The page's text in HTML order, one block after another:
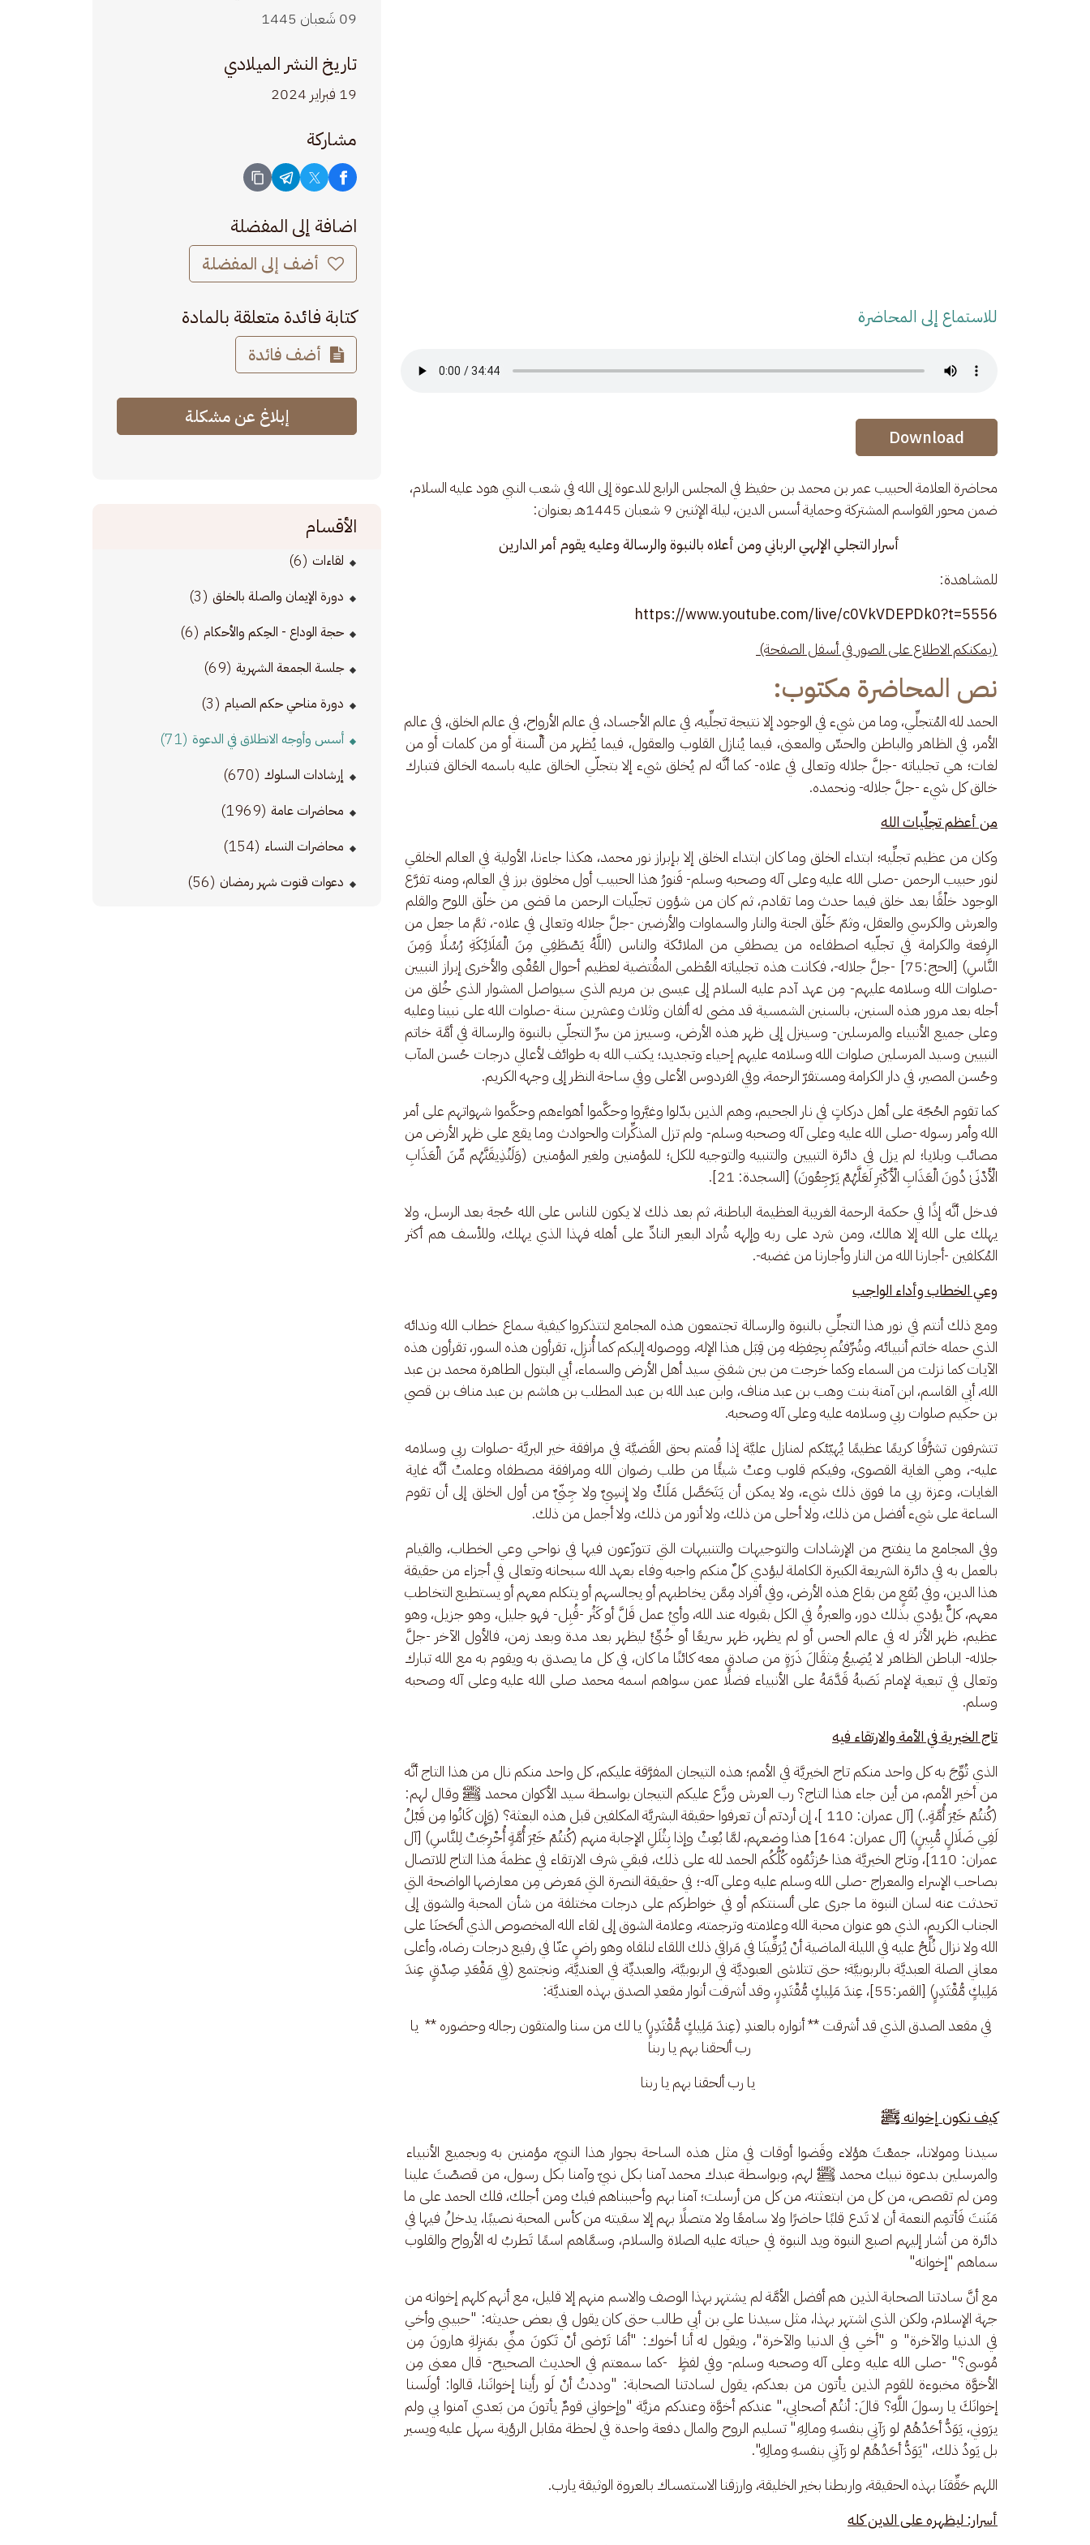
للاستماع إلى المحاضرة
Audio Stream
Audio Stream
Download
محاضرة العلامة الحبيب عمر بن محمد بن حفيظ في المجلس الرابع للدعوة إلى الله في شعب النبي هود عليه السلام،
ضمن محور القواسم المشتركة وحماية أسس الدين، ليلة الإثنين 9 شعبان 1445هـ بعنوان:
أسرار التجلي الإلهي الرباني ومن أعلاه بالنبوة والرسالة وعليه يقوم أمر الدارين
للمشاهدة:
https://www.youtube.com/live/c0VkVDEPDk0?t=5556
(يمكنكم الاطلاع على الصور في أسفل الصفحة)
نص المحاضرة مكتوب:
الحمد لله المُتجلِّي، وما من شيء في الوجود إلا نتيجة تجلِّيه، في عالم الأجساد، في عالم الأرواح، في عالم الخلق، في عالم
الأمر، في الظاهر والباطن والحسِّ والمعنى، فيما يُنازل القلوب والعقول، فيما يُظهر من ألْسنة أو من كلمات أو من
لغات؛ هي تجلياته -جلَّ جلاله وتعالى في علاه- كما أنَّه لم يُخلق شيء إلا بتجلّي الخالق عليه باسمه الخالق فتبارك
خالق كل شيء -جلَّ جلاله- ونحمده.
من أعظم تجلِّيات الله
وكان من عظيم تجلِّيه؛ ابتداء الخلق وما كان ابتداء الخلق إلا بإبراز نور محمد، هكذا جاءنا، الأولية في العالم الخلقي
لنور حبيب الرحمن -صلى الله عليه وعلى آله وصحبه وسلم- فَنورُ هذا الحبيب أول مخلوق برز في العالم، ومنه تفرَّع
الوجود خلْقًا بعد خلق فيما حدث وما تقادم، ثم كان من شؤون تجلّيات الرحمن ما قضى من خلْق اللوح والقلم
والعرش والكرسي والعقل، وثمّ خَلْق الجنة والنار والسماوات والأرضين -جلَّ جلاله وتعالى في علاه-، ثمَّ ما جعل من
الرِفعة والكرامة في تجلّيه اصطفاءه من يصطفي من الملائكة والناس (اللَّهُ يَصْطَفِي مِنَ الْمَلَائِكَةِ رُسُلًا وَمِنَ
النَّاسِ) [الحج:75] -جلَّ جلاله-، فكانت هذه تجلياته العُظمى المقُتضية لعظيم أحوال العُقْبى والأخرى إبراز النبيين
-صلوات الله وسلامه عليهم- مِن عهد آدم عليه السلام إلى عيسى بن مريم الذي سيواصل المشوار الذي خُلق من
أجله بعد مرور هذه السنين، بالسنين الشمسية قد مضى له ألفان وثلاث وعشرين سنة -صلوات الله على نبينا وعليه
وعلى جميع الأنبياء والمرسلين- وسينزل إلى ظهر هذه الأرض، وسيبرز من سرِّ التجلّي بالنبوة والرسالة في أمَّة خاتم
النبيين وسيد المرسلين صلوات الله وسلامه عليهم إحياء وتجديد؛ يكتب الله به طوائف لأعالي درجات حُسن المآب
وحُسن المصير، في دار الكرامة ومستقرّ الرحمة، وفي الفردوس الأعلى وفي ساحة النظر إلى وجهه الكريم.
كما تقوم الحُجّة على أهل دركاتٍ في نار الجحيم، وهم الذين بدّلوا وغيَّروا وحكَّموا أهواءهم وحكَّموا شهواتهم على أمر
الله وأمر رسوله -صلى الله عليه وعلى آله وصحبه وسلم- ولم تزل المذكِّرات والحوادث وما يقع على ظهر الأرض من
مصائب وبلايا؛ لم يزل في دائرة التبيين والتنبيه والتوجيه للكل؛ للمؤمنين ولغير المؤمنين (وَلَنُذِيقَنَّهُم مِّنَ الْعَذَابِ
الْأَدْنَىٰ دُونَ الْعَذَابِ الْأَكْبَرِ لَعَلَّهُمْ يَرْجِعُونَ) [السجدة: 21].
فدخل أنَّه إذًا في حكمة الرحمة الغريبة العظيمة الباطنة، ثم بعد ذلك لا يكون للناس على الله حُجة بعد الرسل، ولا
يهلك على الله إلا هالك، ومن شرد على ربه وإلهه شُراد البعير النادِّ على أهله فهذا الذي يهلك، وللأسف هم أكثر
المُكلفين -أجارنا الله من النار وأجارنا من غضبه-.
وعي الخطاب وأداء الواجب
ومع ذلك أنتم في نور هذا التجلِّي بالنبوة والرسالة تجتمعون هذه المجامع لتتذكروا كيفية سماع خطاب الله وندائه
الذي حمله خاتم أنبيائه، وشُرِّفتُم بِحِفظِه مِن قِبَل هذا الإله، ووصوله إليكم كما أُنزِل، تقرأون هذه السور، تقرأون هذه
الآيات كما نزلت من السماء وكما خرجت من بين شفتي سيد أهل الأرض والسماء، أبي البتول الطاهرة محمد بن عبد
الله، أبي القاسم، ابن آمنة بنت وهب بن عبد مناف، وابن عبد الله بن عبد المطلب بن هاشم بن عبد مناف بن قصي
بن حكيم صلوات ربي وسلامه عليه وعلى آله وصحبه.
تتشرفون تشرُّفًا كريمًا عظيمًا يُهيّئكم لمنازل عليَّة إذا قُمتم بحق القَضيَّة في مرافقة خير البريَّة -صلوات ربي وسلامه
عليه-، وهي الغاية القصوى، وفيكم قلوب وعتْ شيئًا من طلب رضوان الله ومرافقة مصطفاه وعلمتْ أنَّه غاية
الغايات، وعزة ربي ما فوق ذلك شيء، ولا يمكن أن يَتَحَصَّل مَلَكٌ ولا إِنسِيٌ ولا جِنّيٌ من أول الخلق إلى أن تقوم
الساعة على شيء أفضل من ذلك، ولا أحلى من ذلك، ولا أنور من ذلك، ولا أجمل من ذلك.
وفي المجامع ما ينفتح من الإرشادات والتوجيهات والتنبيهات التي تتوزّعون فيها في نواحي وعي الخطاب، والقيام
بالعمل به في دائرة الشريعة الكبيرة الكاملة ليؤدي كلٌ منكم واجبه وفاء بعهد الله سبحانه وتعالى في أجزاء من حقيقة
هذا الدين، وفي بُقعٍ من بقاع هذه الأرض، وفي أفراد مِمَّن يخاطبهم أو يجالسهم أو يتكلم معهم أو يستطيع التخاطب
معهم، كلٌّ يؤدي بذلك دور، والعبرةُ في الكل بقبوله عند الله، وأيُ عمل قَلَّ أو كَثُر -قُبِل- فهو جليل، وهو جزيل، وهو
عظيم، ظهر الأثر له في عالم الحس أو لم يظهر، ظهر سريعًا أو خُبِّئَ ليظهر بعد مدة وبعد زمن، فالأول الآخر -جلَّ
جلاله- الباطن الظاهر لا يُضِيعُ مِثقَالَ ذَرَةٍ من صادقٍ معه كائنًا ما كان، في كل ما يصدق به ويقوم به مع الله تبارك
وتعالى في تبعية لإمام نَصَبهُ قَدَّمَهُ على الأنبياء فضلًا عمن سواهم اسمه محمد صلى الله عليه وعلى آله وصحبه
وسلم.
تاج الخيرية في الأمة والارتقاء فيه
الذي تُوِّجَ به كل واحد منكم تاج الخيريَّة في الأمم؛ هذه التيجان المفرَّقة عليكم، كل واحد منكم نال من هذا التاج أنَّه
من أخير الأمم، من أين جاء هذا التاج؟ رب العرش وزَّع عليكم التيجان بواسطة سيد الأكوان محمد ﷺ وقال لهم:
(كُنتُمْ خَيْرَ أُمَّةٍ..) [آل عمران: 110 ]، إن أردتم أن تعرفوا حقيقة البشريَّة المكلفين قبل هذه البعثة؟ (وَإِن كَانُوا مِن قَبْلُ
لَفِي ضَلَالٍ مُّبِينٍ) [آل عمران: 164] هذا وضعهم، لمَّا بُعِثْ وإذا بِثُلَلِ الإجابة منهم (كُنتُمْ خَيْرَ أُمَّةٍ أُخْرِجَتْ لِلنَّاسِ) [آل
عمران: 110]، وتاج الخيريَّة هذا حُزتُمُوه كُلُّكُم الحمد لله على ذلك، فبقي شرف الارتقاء في عظمةَ هذا التاج للاتصال
بصاحب الإسراء والمعراج -صلى الله وسلم عليه وعلى آله-؛ في حقيقة النصرة التي مَعرض مِن معارضها الواضحة التي
تحدثت عنه لسان النبوة ما جرى على ألسنتكم أو في خواطركم على درجات مختلفة من شأن المحبة والشوق إلى
الجناب الكريم، الذي هو عنوان محبة الله وعلامته وترجمته، وعلامة الشوق إلى لقاء الله المخصوص الذي ألحَحنَا على
الله ولا نزال نُلِّحُ عليه في الليلة الماضية أنْ يُرَقِّينَا في مَراقي ذلك اللقاء لنلقاه وهو راضٍ عنّا في رفيع درجات رضاه، وأعلى
معاني الصلة العبديَّة بالربوبيَّة؛ حتى تتلاشى العبوديَّة في الربوبيَّة، والعبديِّة في العنديَّة، ونجتمع (فِي مَقْعَدِ صِدْقٍ عِندَ
مَلِيكٍ مُّقْتَدِرٍ) [القمر:55]، عِندَ مَلِيكٍ مُّقْتَدِرٍ، وقد أشرقت أنوار مقعدِ الصدق بهذه العنديَّة:
في مقعد الصدق الذي قد أشرقت ** أنواره بالعندِ (عِندَ مَلِيكٍ مُّقْتَدِرٍ) يا لك من سنا والمتقون رجاله وحضوره **  يا
رب ألحقنا بهم يا ربنا
يا رب ألحقنا بهم يا ربنا
كيف نكون إخوانه ﷺ
سيدنا ومولانا،، جمعْتَ هؤلاء وقَضوا أوقات في مثل هذه الساحة بجوار هذا النبيّ، مؤمنين به وبجميع الأنبياء
والمرسلين بدعوة نبيك محمد ﷺ لهم، وبواسطة عبدك محمد آمنا بكل نبيّ وآمنا بكل رسول، من قصصْتَ علينا
ومن لم تقصص، من كل من ابتعثته، من كل من أرسلت؛ آمنا بهم وأحببناهم فيك ومن أجلك، فلك الحمد على ما
مَنَنتَ فَأتمِم النعمة أن لا تَدع قلبًا حاضرًا ولا سامعًا ولا متصلًا بهم إلا سقيته من كأس المحبة نصيبًا، يدخلُ فيها في
دائرة من أشار إليهم اصبع النبوة ويد النبوة في حياته عليه الصلاة والسلام، وسمَّاهم اسمًا تَطربُ له الأرواح والقلوب
سماهم "إخوانه"
مع أنَّ سادتنا الصحابة الذين هم أفضل الأمَّة لم يشتهر بهذا الوصف والاسم منهم إلا قليل، مع أنهم كلهم إخوانه من
جهة الإسلام، ولكن الذي اشتهر بهذا، مثل سيدنا علي بن أبي طالب حتى كان يقول في بعض حديثه: "حبيبي وأخي
في الدنيا والآخرة" و "أخي في الدنيا والآخرة"، ويقول له أنا أخوك: "أمَا تَرْضى أنْ تَكونَ منِّي بمَنزِلةِ هارونَ مِن
مُوسى؟" -صلى الله عليه وعلى آله وصحبه وسلم- وفي لفظٍ  -كما سمعتم في الحديث الصحيح- قال معنى مِن
الأخوَّة مخبوءة للقوم الذين يأتون من بعدكم، يقول لسادتنا الصحابة: "وددتُ أنْ لَو رأَينا إخوانَنا، قالوا: أولَسنا
إخوانَكَ يا رسولَ اللَّهِ؟ قالَ: أنتُمْ أصحابي،" عندكم أخوَّة وعندكم مزيَّة "وإخواني قومٌ يأتونَ من بَعدي آمنوا بي ولم
يرَوني، يَوَدُّ أحَدُهُمْ لو رَآنِي بنفسهِ ومالِهِ." تسليم الروح والمال دفعة واحدة في لحظة مقابل الرؤية سهل عليه ويسير
بل يَودُ ذلك، "يَوَدُّ أحَدُهُمْ لو رَآنِي بنفسهِ ومالِهِ".
اللهم حَقِّقنَا بهذه الحقيقة، واربطنا بخير الخليقة، وارزقنا الاستمساك بالعروة الوثيقة يارب.
أسرار: ليظهره على الدين كله
09 شَعبان 1445
تاريخ النشر الميلادي
19 فبراير 2024
مشاركة
اضافة إلى المفضلة
أضف إلى المفضلة
كتابة فائدة متعلقة بالمادة
أضف فائدة
إبلاغ عن مشكلة
الأقسام
لقاءات (6)
دورة الإيمان والصلة بالخلق (3)
حجة الوداع - الحِكم والأحكام (6)
جلسة الجمعة الشهرية (69)
دورة مناحي حكم الصيام (3)
أسس وأوجه الانطلاق في الدعوة (71)
إرشادات السلوك (670)
محاضرات عامة (1969)
محاضرات النساء (154)
دعوات قنوت شهر رمضان (56)